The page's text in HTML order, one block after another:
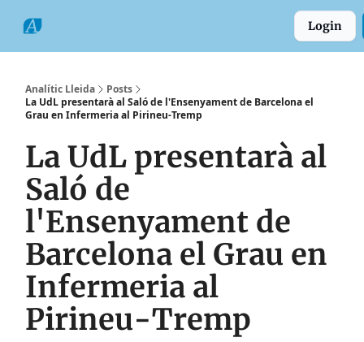
Login
Analític Lleida
Posts
La UdL presentarà al Saló de l'Ensenyament de Barcelona el
Grau en Infermeria al Pirineu-Tremp
La UdL presentarà al
Saló de
l'Ensenyament de
Barcelona el Grau en
Infermeria al
Pirineu-Tremp